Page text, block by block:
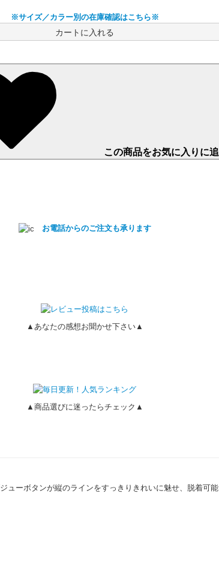
※サイズ／カラー別の在庫確認はこちら※
カートに入れる
この商品をお気に入りに
お電話からのご注文も承ります
▲あなたの感想お聞かせ下さい▲
▲商品選びに迷ったらチェック▲
ーボタンが縦のラインをすっきりきれいに魅せ、脱着可